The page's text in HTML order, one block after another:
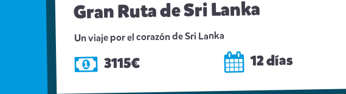
Gran Ruta de Sri Lanka
Un viaje por el corazón de Sri Lanka
3115€ 12 días